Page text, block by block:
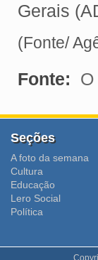
Gerais
(Fonte/
Fonte:
Seções
A foto da semana
Cultura
Educação
Lero Social
Polí­tica